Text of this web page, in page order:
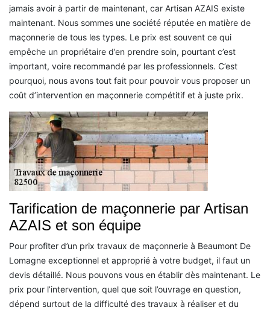
jamais avoir à partir de maintenant, car Artisan AZAIS existe
maintenant. Nous sommes une société réputée en matière de
maçonnerie de tous les types. Le prix est souvent ce qui
empêche un propriétaire d’en prendre soin, pourtant c’est
important, voire recommandé par les professionnels. C’est
pourquoi, nous avons tout fait pour pouvoir vous proposer un
coût d’intervention en maçonnerie compétitif et à juste prix.
Tarification de maçonnerie par Artisan
AZAIS et son équipe
Pour profiter d’un prix travaux de maçonnerie à Beaumont De
Lomagne exceptionnel et approprié à votre budget, il faut un
devis détaillé. Nous pouvons vous en établir dès maintenant. Le
prix pour l’intervention, quel que soit l’ouvrage en question,
dépend surtout de la difficulté des travaux à réaliser et du